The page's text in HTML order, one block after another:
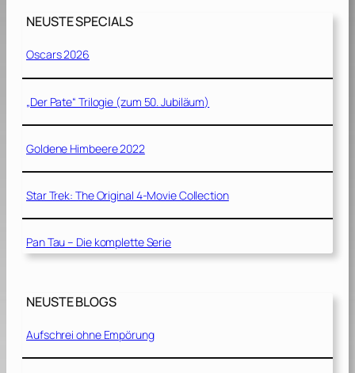
NEUSTE SPECIALS
Oscars 2026
„Der Pate“ Trilogie (zum 50. Jubiläum)
Goldene Himbeere 2022
Star Trek: The Original 4-Movie Collection
Pan Tau – Die komplette Serie
NEUSTE BLOGS
Aufschrei ohne Empörung